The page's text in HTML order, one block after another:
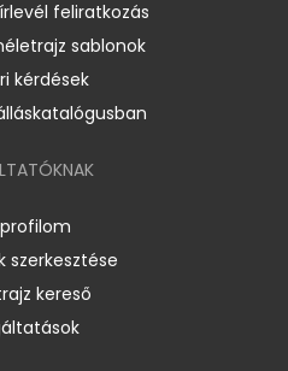
feliratkozás
sablonok
kérdések
szerkesztése
kereső